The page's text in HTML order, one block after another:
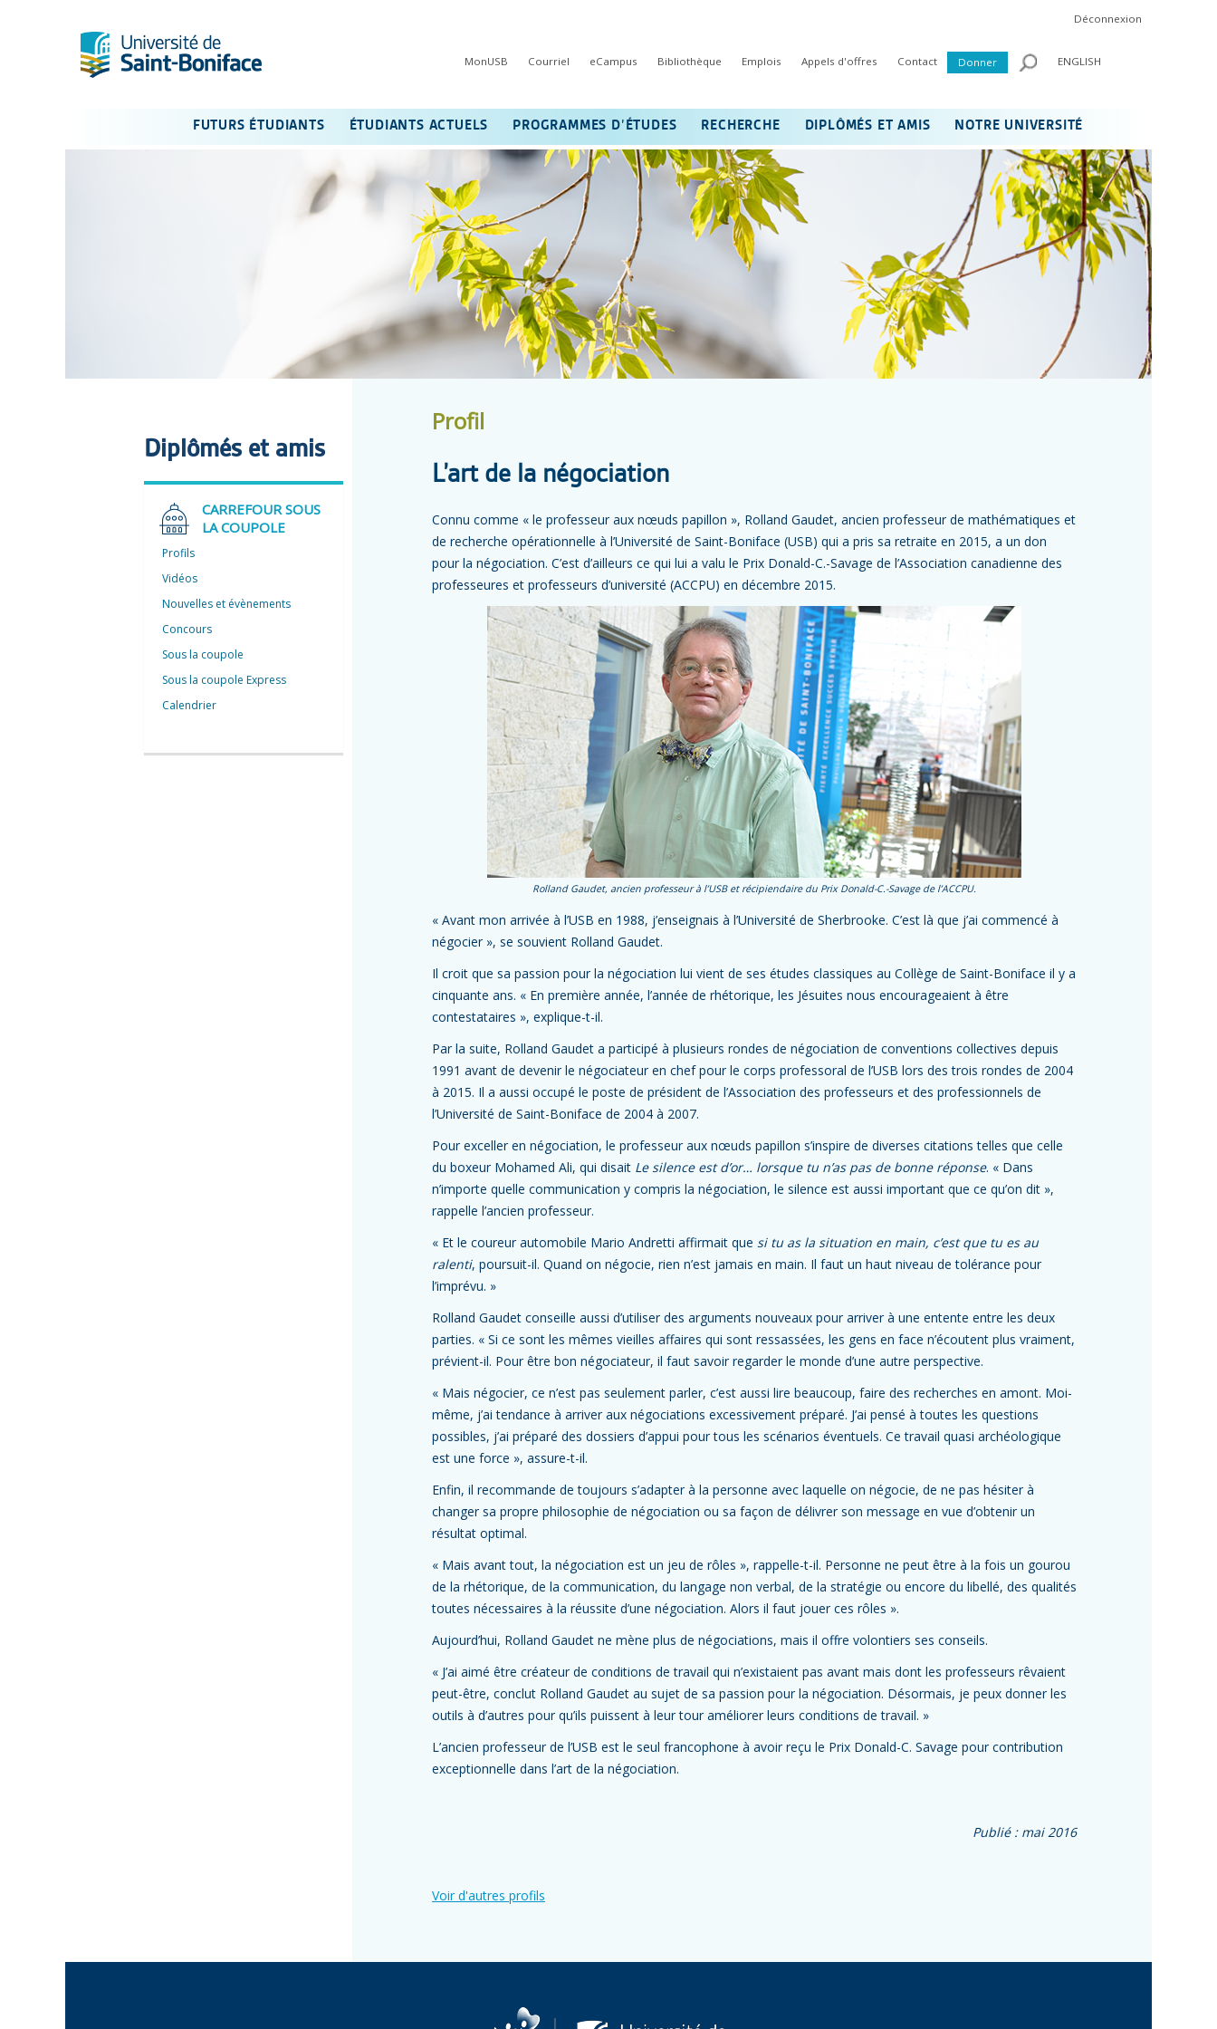
Déconnexion
MonUSB Courriel eCampus Bibliothèque Emplois Appels d'offres Contact Donner ENGLISH
FUTURS ÉTUDIANTS ÉTUDIANTS ACTUELS PROGRAMMES D’ÉTUDES RECHERCHE DIPLÔMÉS ET AMIS NOTRE UNIVERSITÉ
Profil
L’art de la négociation
Connu comme « le professeur aux nœuds papillon », Rolland Gaudet, ancien professeur de mathématiques et
de recherche opérationnelle à l’Université de Saint-Boniface (USB) qui a pris sa retraite en 2015, a un don
pour la négociation. C’est d’ailleurs ce qui lui a valu le Prix Donald-C.-Savage de l’Association canadienne des
professeures et professeurs d’université (ACCPU) en décembre 2015.
Rolland Gaudet, ancien professeur à l’USB et récipiendaire du Prix Donald-C.-Savage de l’ACCPU.
« Avant mon arrivée à l’USB en 1988, j’enseignais à l’Université de Sherbrooke. C’est là que j’ai commencé à
négocier », se souvient Rolland Gaudet.
Il croit que sa passion pour la négociation lui vient de ses études classiques au Collège de Saint-Boniface il y a
cinquante ans. « En première année, l’année de rhétorique, les Jésuites nous encourageaient à être
contestataires », explique-t-il.
Par la suite, Rolland Gaudet a participé à plusieurs rondes de négociation de conventions collectives depuis
1991 avant de devenir le négociateur en chef pour le corps professoral de l’USB lors des trois rondes de 2004
à 2015. Il a aussi occupé le poste de président de l’Association des professeurs et des professionnels de
l’Université de Saint-Boniface de 2004 à 2007.
Pour exceller en négociation, le professeur aux nœuds papillon s’inspire de diverses citations telles que celle
du boxeur Mohamed Ali, qui disait Le silence est d’or… lorsque tu n’as pas de bonne réponse. « Dans
n’importe quelle communication y compris la négociation, le silence est aussi important que ce qu’on dit »,
rappelle l’ancien professeur.
« Et le coureur automobile Mario Andretti affirmait que si tu as la situation en main, c’est que tu es au
ralenti, poursuit-il. Quand on négocie, rien n’est jamais en main. Il faut un haut niveau de tolérance pour
l’imprévu. »
Rolland Gaudet conseille aussi d’utiliser des arguments nouveaux pour arriver à une entente entre les deux
parties. « Si ce sont les mêmes vieilles affaires qui sont ressassées, les gens en face n’écoutent plus vraiment,
prévient-il. Pour être bon négociateur, il faut savoir regarder le monde d’une autre perspective.
« Mais négocier, ce n’est pas seulement parler, c’est aussi lire beaucoup, faire des recherches en amont. Moi-
même, j’ai tendance à arriver aux négociations excessivement préparé. J’ai pensé à toutes les questions
possibles, j’ai préparé des dossiers d’appui pour tous les scénarios éventuels. Ce travail quasi archéologique
est une force », assure-t-il.
Enfin, il recommande de toujours s’adapter à la personne avec laquelle on négocie, de ne pas hésiter à
changer sa propre philosophie de négociation ou sa façon de délivrer son message en vue d’obtenir un
résultat optimal.
« Mais avant tout, la négociation est un jeu de rôles », rappelle-t-il. Personne ne peut être à la fois un gourou
de la rhétorique, de la communication, du langage non verbal, de la stratégie ou encore du libellé, des qualités
toutes nécessaires à la réussite d’une négociation. Alors il faut jouer ces rôles ».
Aujourd’hui, Rolland Gaudet ne mène plus de négociations, mais il offre volontiers ses conseils.
« J’ai aimé être créateur de conditions de travail qui n’existaient pas avant mais dont les professeurs rêvaient
peut-être, conclut Rolland Gaudet au sujet de sa passion pour la négociation. Désormais, je peux donner les
outils à d’autres pour qu’ils puissent à leur tour améliorer leurs conditions de travail. »
L’ancien professeur de l’USB est le seul francophone à avoir reçu le Prix Donald-C. Savage pour contribution
exceptionnelle dans l’art de la négociation.
Publié : mai 2016
Voir d'autres profils
Diplômés et amis
CARREFOUR SOUS
LA COUPOLE
Profils
Vidéos
Nouvelles et évènements
Concours
Sous la coupole
Sous la coupole Express
Calendrier